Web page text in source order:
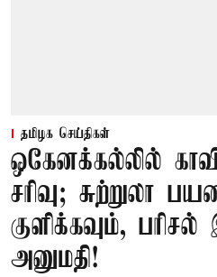
தமிழக செய்திகள்
ஒகேனக்கல்லில்
சரிவு; சுற்றுலா
குளிக்கவும்,
அனுமதி!